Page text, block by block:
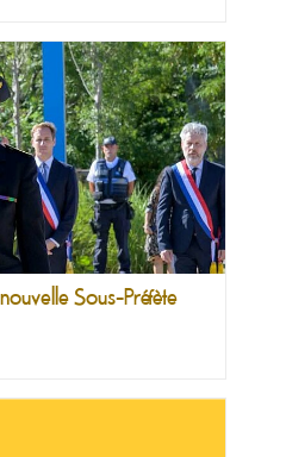
Sous-Préfète